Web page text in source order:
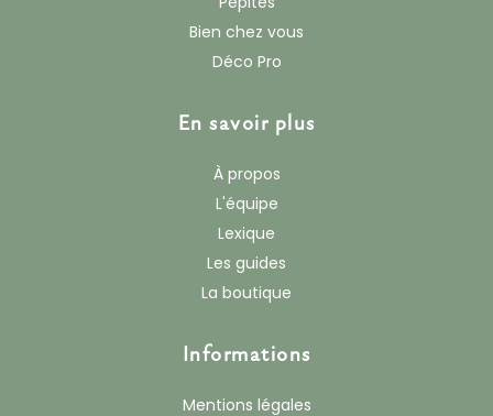
Bien chez vous
Déco Pro
En savoir plus
À propos
L'équipe
Lexique
Les guides
La boutique
Informations
Mentions légales